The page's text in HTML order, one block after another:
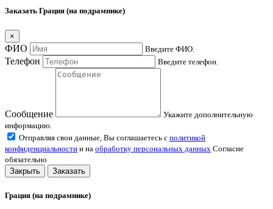
Заказать Грация (на подрамнике)
×
ФИО Введите ФИО.
Телефон Введите телефон.
Сообщение
Укажите дополнительную
информацию.
Отправляя свои данные, Вы соглашаетесь с политикой
конфиденциальности и на обработку персональных данных Согласие
обязательно
Закрыть
Заказать
Грация (на подрамнике)